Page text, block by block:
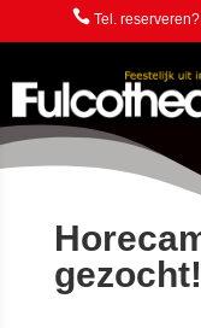
Tel.
gezocht!